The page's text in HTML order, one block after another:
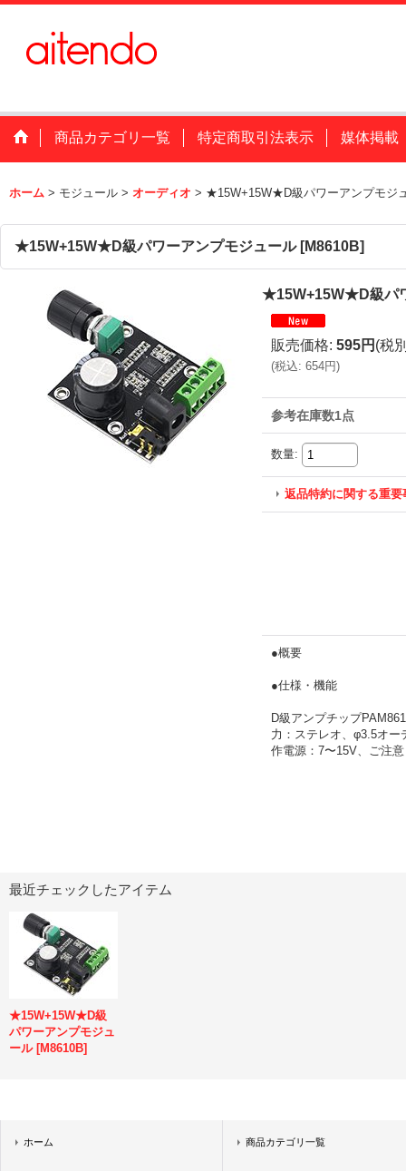
商品カテゴリ一覧 特定商取引法表示 媒体掲載
ホーム > モジュール > オーディオ > ★15W+15W★D級パワーアンプモジ
★15W+15W★D級パワーアンプモジュール [M8610B]
★15W+15W★D級パ
販売価格: 595円 (税
(税込: 654円)
参考在庫数1点
数量:
返品特約に関する重要
●概要
●仕様・機能
D級アンプチップ
力：ステレオ、φ3.5オ
作電源：7〜15V、ご注
最近チェックしたアイテム
★15W+15W★D級
パワーアンプモジュ
ール [M8610B]
ホーム 商品カテゴリ一覧